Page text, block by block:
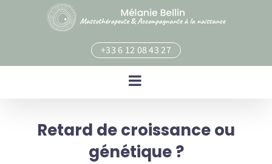
+33 6 12 08 43 27
Retard de croissance ou
génétique ?